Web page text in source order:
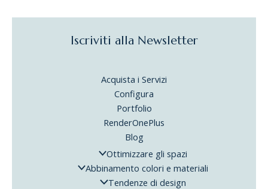
Iscriviti alla Newsletter
Acquista i Servizi
Configura
Portfolio
RenderOnePlus
Blog
Ottimizzare gli spazi
Abbinamento colori e materiali
Tendenze di design